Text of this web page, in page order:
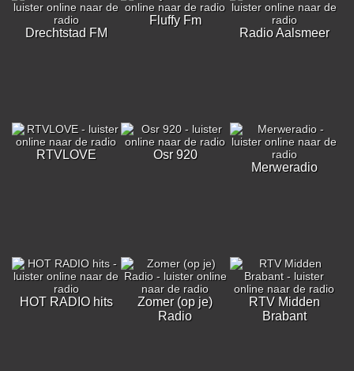
Drechtstad FM
Fluffy Fm
Radio Aalsmeer
RTVLOVE
Osr 920
Merweradio
HOT RADIO hits
Zomer (op je)
Radio
RTV Midden
Brabant